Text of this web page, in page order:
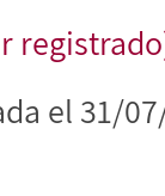
el 31/